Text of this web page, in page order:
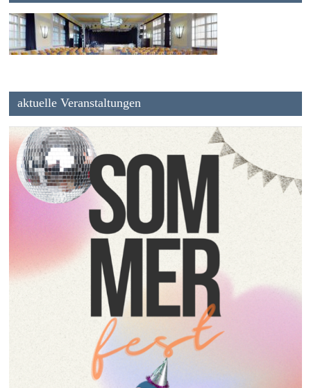
aktuelle Veranstaltungen